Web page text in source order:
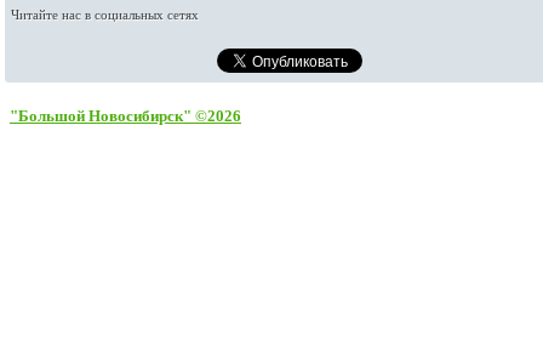
Читайте нас в социальных сетях
"Большой Новосибирск" ©2026